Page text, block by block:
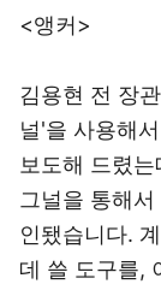
<앵커>
김용현 전 장
널'을 사용해
보도해 드렸
그널을 통해
인됐습니다.
데 쓸 도구를,